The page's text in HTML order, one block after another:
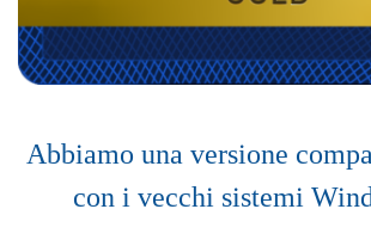
Abbiamo una versione
con i vecchi sistemi